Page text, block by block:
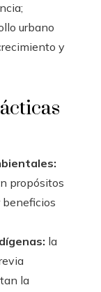
urbano
y
propósitos
la
la